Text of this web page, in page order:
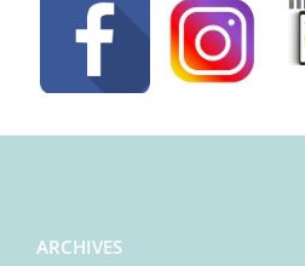
ARCHIVES